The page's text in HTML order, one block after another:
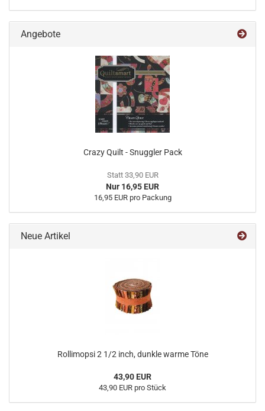
Angebote
Crazy Quilt - Snuggler Pack
Statt 33,90 EUR
Nur 16,95 EUR
16,95 EUR pro Packung
Neue Artikel
Rollimopsi 2 1/2 inch, dunkle warme Töne
43,90 EUR
43,90 EUR pro Stück